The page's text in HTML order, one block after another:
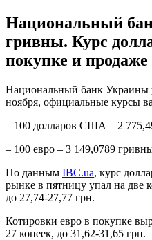
Национальный
гривны. Курс
покупке и продаже
Национальный банк Украины
ноября, официальные курсы
– 100 долларов США – 2
– 100 евро – 3 149,0789
По данным IBC.ua, курс
рынке в пятницу упал на две
до 27,74-27,77 грн.
Котировки евро в покупке
27 копеек, до 31,62-31,65 грн.